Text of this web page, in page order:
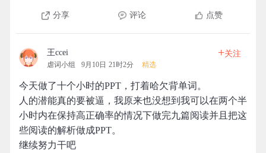
分享 评论 点赞
王ccei
虐词小组 9月10日 21时2分 精选
+关注
今天做了十个小时的PPT，打着哈欠背单词。
人的潜能真的要被逼，我原来也没想到我可以在两个半
小时内在保持高正确率的情况下做完九篇阅读并且把这
些阅读的解析做成PPT。
继续努力干吧